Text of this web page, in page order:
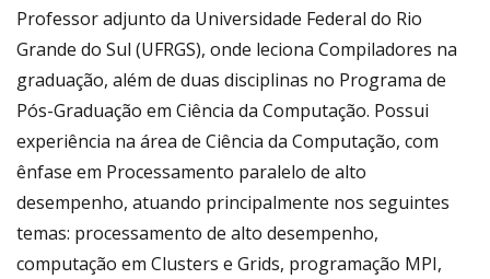
Professor adjunto da Universidade Federal do Rio
Grande do Sul (UFRGS), onde leciona Compiladores na
graduação, além de duas disciplinas no Programa de
Pós-Graduação em Ciência da Computação. Possui
experiência na área de Ciência da Computação, com
ênfase em Processamento paralelo de alto
desempenho, atuando principalmente nos seguintes
temas: processamento de alto desempenho,
computação em Clusters e Grids, programação MPI,